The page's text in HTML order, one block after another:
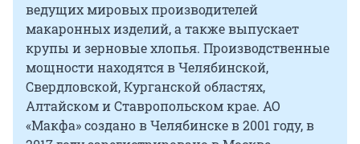
ведущих мировых производителей
макаронных изделий, а также выпускает
крупы и зерновые хлопья. Производственные
мощности находятся в Челябинской,
Свердловской, Курганской областях,
Алтайском и Ставропольском крае. АО
«Макфа» создано в Челябинске в 2001 году, в